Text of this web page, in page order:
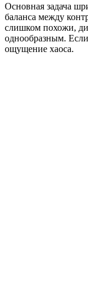
Основная задача
баланса между
слишком похожи,
однообразным.
ощущение хаоса.